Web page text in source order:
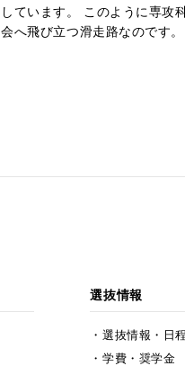
しています。 このように専攻
会へ飛び立つ滑走路なのです。
選抜情報
選抜情報・日程
学費・奨学金